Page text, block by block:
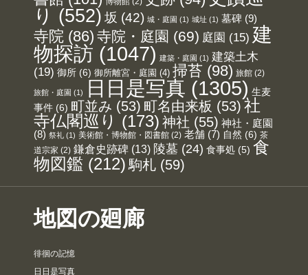
り (552) 坂 (42) 城・庭園 (1) 城址 (1) 墓碑 (9)
寺院 (86) 寺院・庭園 (69) 庭園 (15) 建
物探訪 (1047) 建築・庭園 (1) 建築土木
(19) 御所 (6) 御所離宮・庭園 (4) 掃苔 (98) 旅館 (2)
旅館・庭園 (1) 日日是写真 (1305) 生麦
事件 (6) 町並み (53) 町名由来板 (53) 社
寺仏閣巡り (173) 神社 (55) 神社・庭園
(8) 祭礼 (1) 美術館・博物館・図書館 (2) 老舗 (7) 自然 (6) 茶
道宗家 (2) 鎌倉史跡碑 (13) 陵墓 (24) 食事処 (5) 食
物図鑑 (212) 駒札 (59)
地図の廻廊
徘徊の記憶
日日是写真